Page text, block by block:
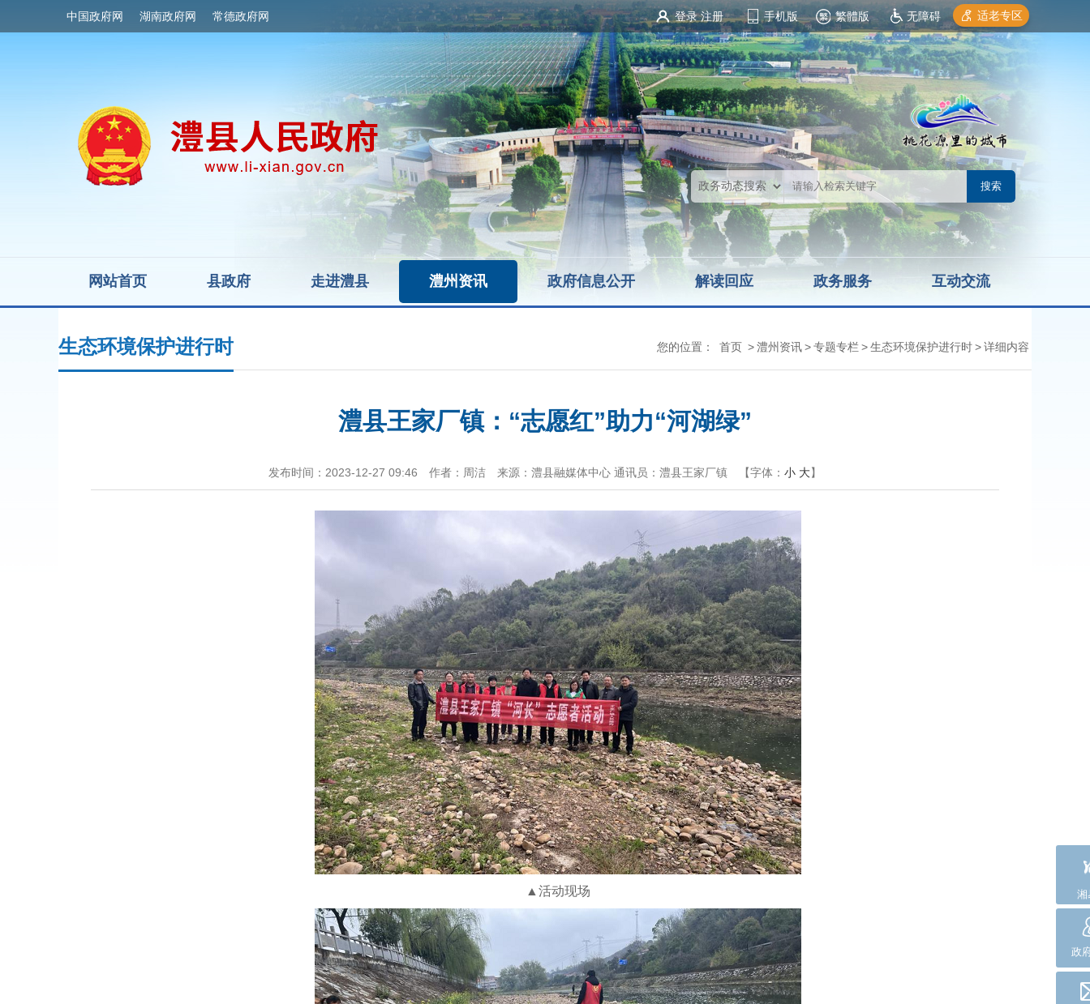
登录 注册 手机版 繁體版 无障碍 适老专区
中国政府网 湖南政府网 常德政府网
网站首页 县政府 走进澧县 澧州资讯 政府信息公开 解读回应 政务服务 互动交流
您的位置： 首页 >澧州资讯>专题专栏>生态环境保护进行时>详细内容
生态环境保护进行时
澧县王家厂镇：“志愿红”助力“河湖绿”
发布时间：2023-12-27 09:46 作者：周洁 来源：澧县融媒体中心 通讯员：澧县王家厂镇 【字体： 小 大】
▲活动现场 湘
政